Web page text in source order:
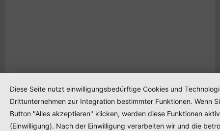
Diese Seite nutzt einwilligungsbedürftige Cookies und
Drittunternehmen zur Integration bestimmter Funktionen. Wenn
Button "Alles akzeptieren" klicken, werden diese Funktionen
(Einwilligung). Nach der Einwilligung verarbeiten wir und die